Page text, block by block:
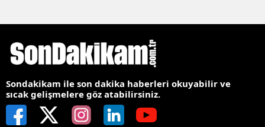
Sondakikam ile son dakika haberleri okuyabilir ve
sıcak gelişmelere göz atabilirsiniz.